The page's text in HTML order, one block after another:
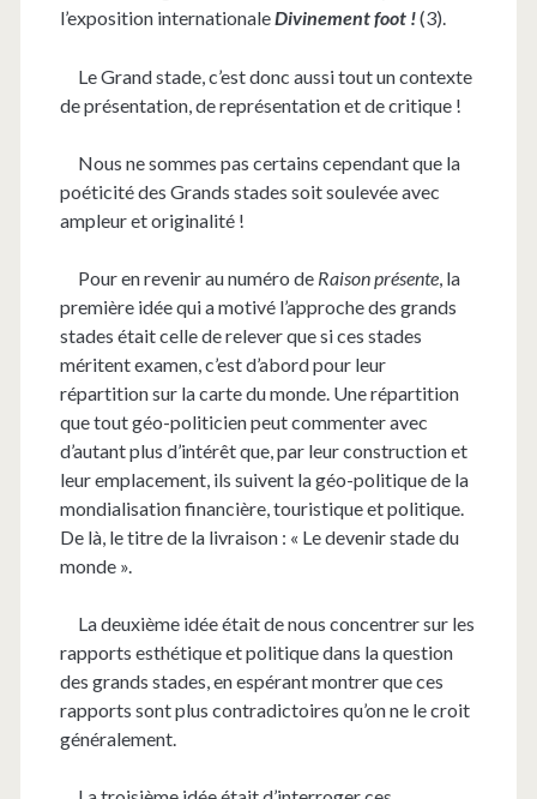
l’exposition internationaleDivinement foot !(3).
Le Grand stade, c’est donc aussi tout un contexte
de présentation, de représentation et de critique !
Nous ne sommes pas certains cependant que la
poéticité des Grands stades soit soulevée avec
ampleur et originalité !
Pour en revenir au numéro de Raison présente, la
première idée qui a motivé l’approche des grands
stades était celle de relever que si ces stades
méritent examen, c’est d’abord pour leur
répartition sur la carte du monde. Une répartition
que tout géo-politicien peut commenter avec
d’autant plus d’intérêt que, par leur construction et
leur emplacement, ils suivent la géo-politique de la
mondialisation financière, touristique et politique.
De là, le titre de la livraison : « Le devenir stade du
monde ».
La deuxième idée était de nous concentrer sur les
rapports esthétique et politique dans la question
des grands stades, en espérant montrer que ces
rapports sont plus contradictoires qu’on ne le croit
généralement.